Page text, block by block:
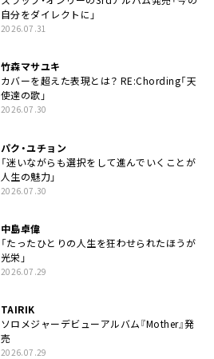
自分をダイレクトに」
2026.07.31
竹森マサユキ
カバーを超えた表現とは？ RE:Chording「天
使達の歌」
2026.07.30
パク・ユチョン
「迷いながらも選択をして進んでいくことが
人生の魅力」
2026.07.30
中島卓偉
「たったひとりの人生を狂わせられたほうが
光栄」
2026.07.29
TAIRIK
ソロメジャーデビューアルバム『Mother』発
売
2026.07.29